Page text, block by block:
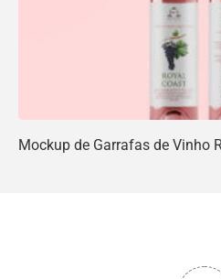
Mockup de Garrafas de Vinho